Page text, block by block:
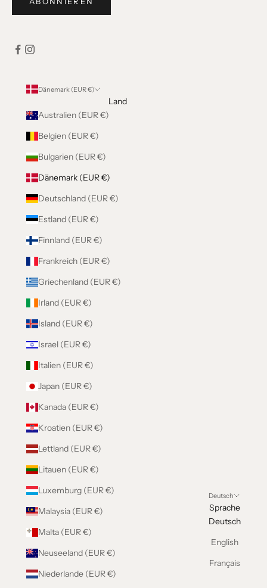
Dänemark (EUR €)
Land
Australien (EUR €)
Belgien (EUR €)
Bulgarien (EUR €)
Dänemark (EUR €)
Deutschland (EUR €)
Estland (EUR €)
Finnland (EUR €)
Frankreich (EUR €)
Griechenland (EUR €)
Irland (EUR €)
Island (EUR €)
Israel (EUR €)
Italien (EUR €)
Japan (EUR €)
Kanada (EUR €)
Kroatien (EUR €)
Lettland (EUR €)
Litauen (EUR €)
Luxemburg (EUR €)
Malaysia (EUR €)
Malta (EUR €)
Neuseeland (EUR €)
Niederlande (EUR €)
Deutsch
Sprache
Deutsch
English
Français